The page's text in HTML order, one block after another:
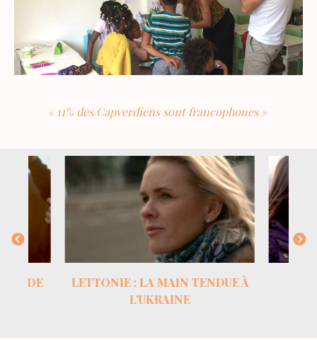
« 11% des Capverdiens sont francophones »
LETTONIE : LA MAIN TENDUE À
L’UKRAINE